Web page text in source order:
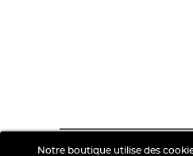
Notre boutique utilise des
© 2026 - Koshka Paris. Tous